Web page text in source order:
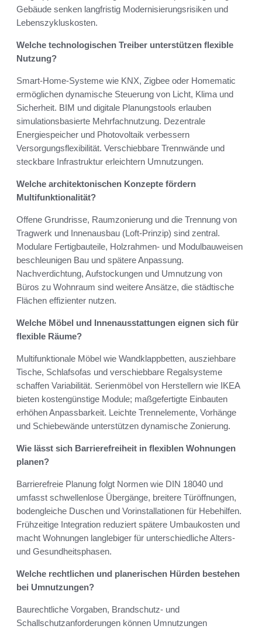
Gebäude senken langfristig Modernisierungsrisiken und
Lebenszykluskosten.
Welche technologischen Treiber unterstützen flexible
Nutzung?
Smart‑Home‑Systeme wie KNX, Zigbee oder Homematic
ermöglichen dynamische Steuerung von Licht, Klima und
Sicherheit. BIM und digitale Planungstools erlauben
simulationsbasierte Mehrfachnutzung. Dezentrale
Energiespeicher und Photovoltaik verbessern
Versorgungsflexibilität. Verschiebbare Trennwände und
steckbare Infrastruktur erleichtern Umnutzungen.
Welche architektonischen Konzepte fördern
Multifunktionalität?
Offene Grundrisse, Raumzonierung und die Trennung von
Tragwerk und Innenausbau (Loft‑Prinzip) sind zentral.
Modulare Fertigbauteile, Holzrahmen‑ und Modulbauweisen
beschleunigen Bau und spätere Anpassung.
Nachverdichtung, Aufstockungen und Umnutzung von
Büros zu Wohnraum sind weitere Ansätze, die städtische
Flächen effizienter nutzen.
Welche Möbel und Innenausstattungen eignen sich für
flexible Räume?
Multifunktionale Möbel wie Wandklappbetten, ausziehbare
Tische, Schlafsofas und verschiebbare Regalsysteme
schaffen Variabilität. Serienmöbel von Herstellern wie IKEA
bieten kostengünstige Module; maßgefertigte Einbauten
erhöhen Anpassbarkeit. Leichte Trennelemente, Vorhänge
und Schiebe­wände unterstützen dynamische Zonierung.
Wie lässt sich Barrierefreiheit in flexiblen Wohnungen
planen?
Barrierefreie Planung folgt Normen wie DIN 18040 und
umfasst schwellenlose Übergänge, breitere Türöffnungen,
bodengleiche Duschen und Vorinstallationen für Hebehilfen.
Frühzeitige Integration reduziert spätere Umbaukosten und
macht Wohnungen langlebiger für unterschiedliche Alters‑
und Gesundheitsphasen.
Welche rechtlichen und planerischen Hürden bestehen
bei Umnutzungen?
Baurechtliche Vorgaben, Brandschutz- und
Schallschutzanforderungen können Umnutzungen